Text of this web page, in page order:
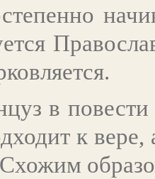
в
к